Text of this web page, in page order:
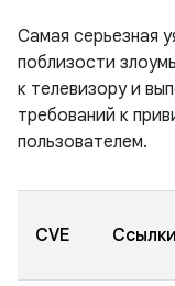
Самая серьезная
поблизости
к телевизору и
требований к
пользователем.
CVE Ссылки